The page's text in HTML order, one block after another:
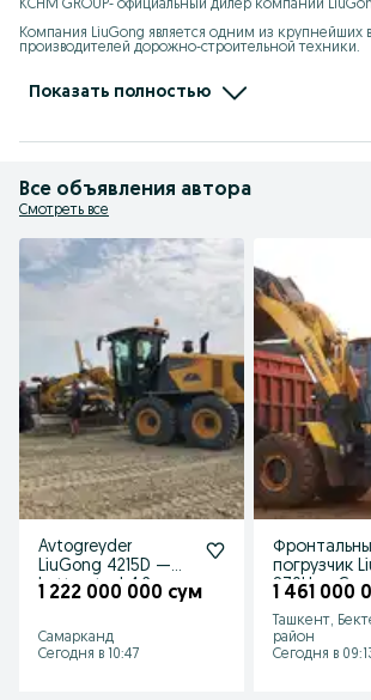
KCHM GROUP- официальный дилер компании
Компания LiuGong является одним из крупнейших
производителей дорожно-строительной техники.
- гарантия до 2х лет
- продажа, запчасти, выездной сервис
Показать полностью
Все объявления автора
Смотреть все
Avtogreyder
LiuGong 4215D —
katta otval 4,2m,
1 222 000 000 сум
Самарканд
Сегодня в 10:47
погрузчик
870H —
1 461 000
Ташкент,
район
Сегодня в